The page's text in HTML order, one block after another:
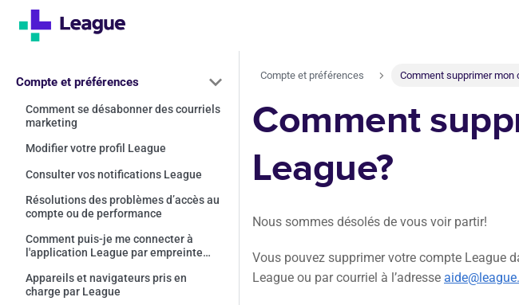
Compte et préférences
Comment se désabonner des courriels
marketing
Modifier votre profil League
Consulter vos notifications League
Résolutions des problèmes d’accès au
compte ou de performance
Comment puis-je me connecter à
l'application League par empreinte
Appareils et navigateurs pris en
charge par League
Compte et préférences Comment supprimer mon
Comment
League?
Nous sommes désolés de vous voir partir!
Vous pouvez supprimer votre compte League
League ou par courriel à l’adresse